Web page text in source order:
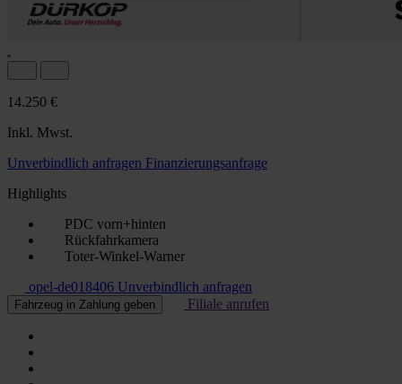
14.250 €
Inkl. Mwst.
Unverbindlich anfragen Finanzierungsanfrage
Highlights
PDC vorn+hinten
Rückfahrkamera
Toter-Winkel-Warner
opel-de018406 Unverbindlich anfragen
Fahrzeug in Zahlung geben Filiale anrufen